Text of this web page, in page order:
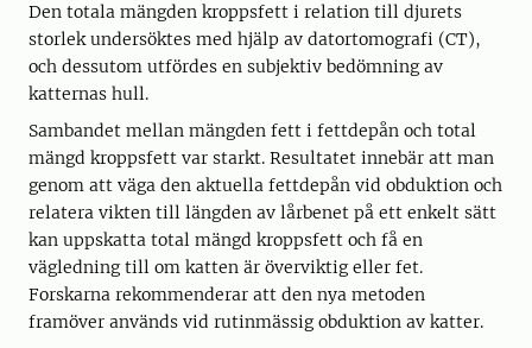
Den totala mängden kroppsfett i relation till djurets
storlek undersöktes med hjälp av datortomografi (CT),
och dessutom utfördes en subjektiv bedömning av
katternas hull.
Sambandet mellan mängden fett i fettdepån och total
mängd kroppsfett var starkt. Resultatet innebär att man
genom att väga den aktuella fettdepån vid obduktion och
relatera vikten till längden av lårbenet på ett enkelt sätt
kan uppskatta total mängd kroppsfett och få en
vägledning till om katten är överviktig eller fet.
Forskarna rekommenderar att den nya metoden
framöver används vid rutinmässig obduktion av katter.